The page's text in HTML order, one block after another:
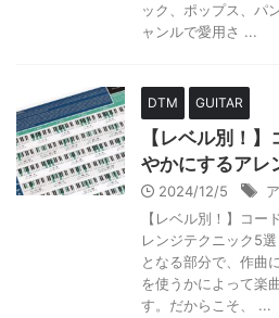
ック、ポップス、パ
ャンルで愛用さ ...
DTM GUITAR
【レベル別！
やかにするアレ
2024/12/5
【レベル別！】コー
レンジテクニック5
となる部分で、作曲
を使うかによって楽
す。だからこそ、 ...